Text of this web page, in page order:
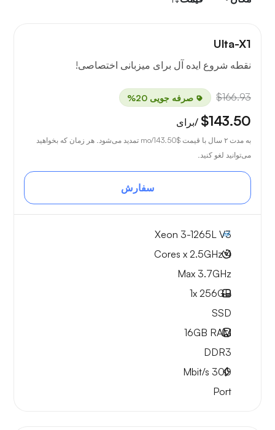
Ulta-X1
نقطه شروع ایده آل برای میزبانی اختصاصی!
$166.93 صرفه جویی 20%
$143.50 /برای
به مدت ۲ سال با قیمت $143.50
/mo تمدید می‌شود. هر زمان که بخواهید
می‌توانید لغو کنید.
سفارش
Xeon 3-1265L V3
4 Cores x 2.5GHz
Max 3.7GHz
1x 256GB
SSD
16GB RAM
DDR3
300
Port